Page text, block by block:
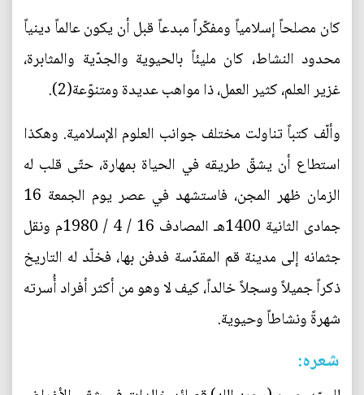
كان مصلحاً إسلامياً ومفكّراً مبدعاً قبل أن يكون عالماً دينياً
محدود النشاط، كان مليئاً بالحيوية والجدّية والمثابرة،
غزير العلم، كثير العمل، ذا مواهب عديدة ومتنوّعة(2).
وألّف كتباً تناولت مختلف جوانب العلوم الإسلامية. وهكذا
استطاع أن يشقّ طريقه في الحياة بمهارة، حتّى قلب له
الزمان ظهر المجن، فاستشهد في عصر يوم الجمعة 16
جمادى الثانية 1400هـ المصادف 16 / 4 / 1980م ونقل
جثمانه إلى مدينة قم المقدّسة فدفن بها، فخلّد له التاريخ
ذكراً جميلاً وسجلاً خالداً، كيف لا وهو من أكثر أفراد أُسرته
شهرةً ونشاطاً وحيوية.
شعره: